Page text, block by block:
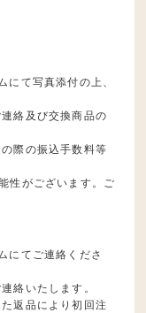
にて写真添付の上、
絡及び交換商品の
際の振込手数料等
性がございます。ご
にてご連絡くださ
絡いたします。
返品により初回注